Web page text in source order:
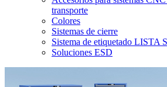
transporte
Colores
Sistemas de cierre
Sistema de etiquetado LISTA
Soluciones ESD